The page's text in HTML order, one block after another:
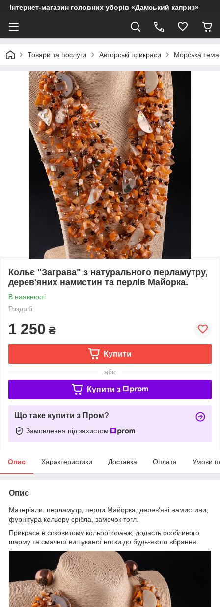
Інтернет-магазин головних уборів «Дамський каприз»
Товари та послуги Авторські прикраси Морська тема
Кольє "Заграва" з натурального перламутру,
дерев'яних намистин та перлів Майорка.
В наявності
Роздріб
1 250 ₴
Купити
або
Купити з
Що таке купити з Пром?
Замовлення під захистом
Опис Характеристики Доставка Оплата Умови
Опис
Матеріали: перламутр, перли Майорка, дерев'яні намистини,
фурнітура кольору срібла, замочок тогл.
Прикраса в соковитому кольорі оранж, додасть особливого
шарму та смачної вишуканої нотки до будь-якого вбрання.